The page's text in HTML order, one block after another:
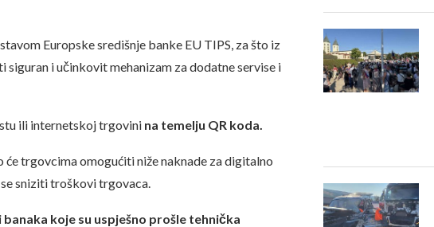
Europske središnje banke EU TIPS, za što iz
i učinkovit mehanizam za dodatne servise i
ili internetskoj trgovini na temelju QR koda.
trgovcima omogućiti niže naknade za digitalno
se sniziti troškovi trgovaca.
koje su uspješno prošle tehnička